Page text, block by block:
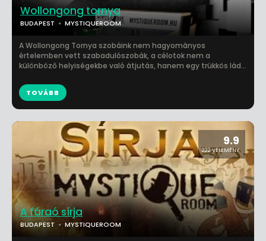
9.9
222 VÉLEMÉNY
A fáraó sírja
BUDAPEST MYSTIQUEROOM
Wollongong tornya
BUDAPEST MYSTIQUEROOM
A Wollongong Tornya szobáink nem hagyományos
értelemben vett szabadulószobák, a célotok nem a
különböző helyiségekbe való átjutás, hanem egy trükkös lád...
TOVÁBB